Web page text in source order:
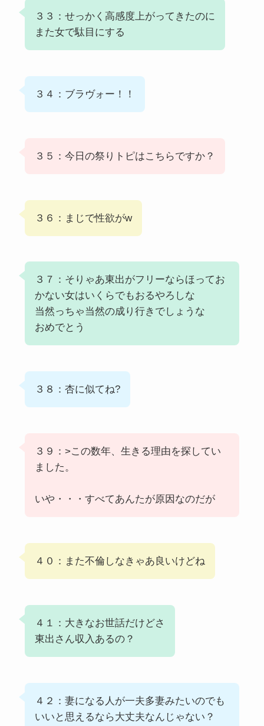
３３：せっかく高感度上がってきたのに
また女で駄目にする
３４：ブラヴォー！！
３５：今日の祭りトピはこちらですか？
３６：まじで性欲がw
３７：そりゃあ東出がフリーならほってお
かない女はいくらでもおるやろしな
当然っちゃ当然の成り行きでしょうな
おめでとう
３８：杏に似てね?
３９：>この数年、生きる理由を探してい
ました。
いや・・・すべてあんたが原因なのだが
４０：また不倫しなきゃあ良いけどね
４１：大きなお世話だけどさ
東出さん収入あるの？
４２：妻になる人が一夫多妻みたいのでも
いいと思えるなら大丈夫なんじゃない？